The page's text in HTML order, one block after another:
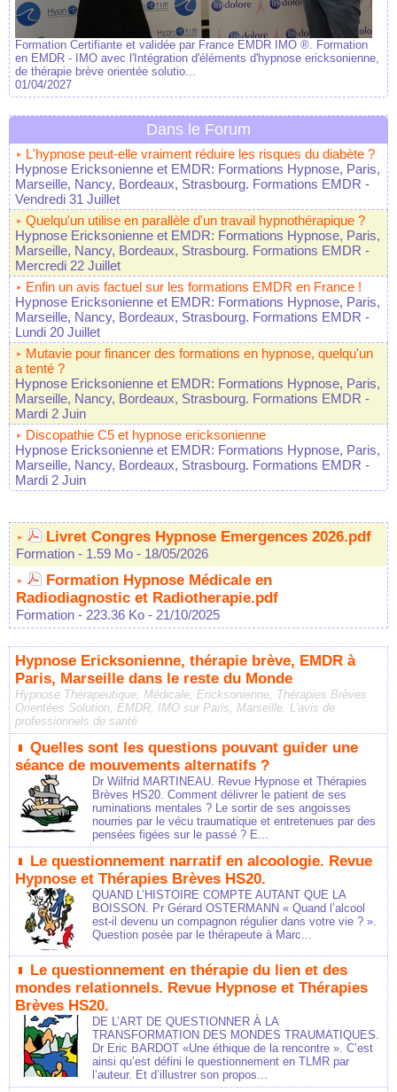
Formation Certifiante et validée par France EMDR IMO ®. Formation
en EMDR - IMO avec l'Intégration d'éléments d'hypnose ericksonienne,
de thérapie brève orientée solutio...
01/04/2027
Dans le Forum
L'hypnose peut-elle vraiment réduire les risques du diabète ?
Hypnose Ericksonienne et EMDR: Formations Hypnose, Paris,
Marseille, Nancy, Bordeaux, Strasbourg. Formations EMDR -
Vendredi 31 Juillet
Quelqu'un utilise en parallèle d'un travail hypnothérapique ?
Hypnose Ericksonienne et EMDR: Formations Hypnose, Paris,
Marseille, Nancy, Bordeaux, Strasbourg. Formations EMDR -
Mercredi 22 Juillet
Enfin un avis factuel sur les formations EMDR en France !
Hypnose Ericksonienne et EMDR: Formations Hypnose, Paris,
Marseille, Nancy, Bordeaux, Strasbourg. Formations EMDR -
Lundi 20 Juillet
Mutavie pour financer des formations en hypnose, quelqu'un
a tenté ?
Hypnose Ericksonienne et EMDR: Formations Hypnose, Paris,
Marseille, Nancy, Bordeaux, Strasbourg. Formations EMDR -
Mardi 2 Juin
Discopathie C5 et hypnose ericksonienne
Hypnose Ericksonienne et EMDR: Formations Hypnose, Paris,
Marseille, Nancy, Bordeaux, Strasbourg. Formations EMDR -
Mardi 2 Juin
Livret Congres Hypnose Emergences 2026.pdf
Formation - 1.59 Mo - 18/05/2026
Formation Hypnose Médicale en
Radiodiagnostic et Radiotherapie.pdf
Formation - 223.36 Ko - 21/10/2025
Hypnose Ericksonienne, thérapie brève, EMDR à
Paris, Marseille dans le reste du Monde
Hypnose Thérapeutique, Médicale, Ericksonienne, Thérapies Brèves
Orientées Solution, EMDR, IMO sur Paris, Marseille. L'avis de
professionnels de santé
Quelles sont les questions pouvant guider une
séance de mouvements alternatifs ?
Dr Wilfrid MARTINEAU. Revue Hypnose et Thérapies
Brèves HS20. Comment délivrer le patient de ses
ruminations mentales ? Le sortir de ses angoisses
nourries par le vécu traumatique et entretenues par des
pensées figées sur le passé ? E...
Le questionnement narratif en alcoologie. Revue
Hypnose et Thérapies Brèves HS20.
QUAND L’HISTOIRE COMPTE AUTANT QUE LA
BOISSON. Pr Gérard OSTERMANN « Quand l’alcool
est-il devenu un compagnon régulier dans votre vie ? ».
Question posée par le thérapeute à Marc...
Le questionnement en thérapie du lien et des
mondes relationnels. Revue Hypnose et Thérapies
Brèves HS20.
DE L’ART DE QUESTIONNER À LA
TRANSFORMATION DES MONDES TRAUMATIQUES.
Dr Eric BARDOT «Une éthique de la rencontre ». C’est
ainsi qu’est défini le questionnement en TLMR par
l’auteur. Et d’illustrer son propos...